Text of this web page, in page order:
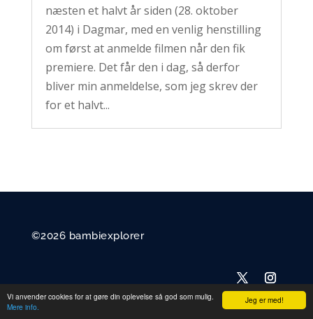
Jeg er med!
Vi anvender cookies for at gøre din oplevelse så god som mulig.
Mere info.
næsten et halvt år siden (28. oktober
2014) i Dagmar, med en venlig henstilling
om først at anmelde filmen når den fik
premiere. Det får den i dag, så derfor
bliver min anmeldelse, som jeg skrev der
for et halvt...
©2026 bambiexplorer